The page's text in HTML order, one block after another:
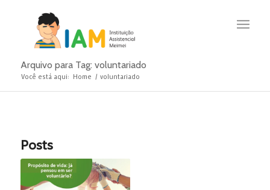
Arquivo para Tag: voluntariado
Você está aqui: Home / voluntariado
Posts